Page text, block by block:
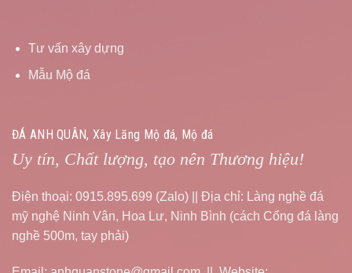
Tư vấn xây dựng
Mẫu Mộ đá
ĐÁ ANH QUÂN, Xây Lăng Mộ đá, Mộ đá
Uy tín, Chất lượng, tạo nên Thương hiệu!
Điện thoại: 0915.895.699 (Zalo) || Địa chỉ: Làng nghề đá
mỹ nghệ Ninh Vân, Hoa Lư, Ninh Bình (cách Cổng đá làng
nghề 500m, tay phải)